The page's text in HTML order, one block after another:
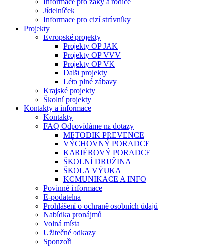
Informace pro žáky a rodiče
Jídelníček
Informace pro cizí strávníky
Projekty
Evropské projekty
Projekty OP JAK
Projekty OP VVV
Projekty OP VK
Další projekty
Léto plné zábavy
Krajské projekty
Školní projekty
Kontakty a informace
Kontakty
FAQ Odpovídáme na dotazy
METODIK PREVENCE
VÝCHOVNÝ PORADCE
KARIÉROVÝ PORADCE
ŠKOLNÍ DRUŽINA
ŠKOLA VÝUKA
KOMUNIKACE A INFO
Povinné informace
E-podatelna
Prohlášení o ochraně osobních údajů
Nabídka pronájmů
Volná místa
Užitečné odkazy
Sponzoři